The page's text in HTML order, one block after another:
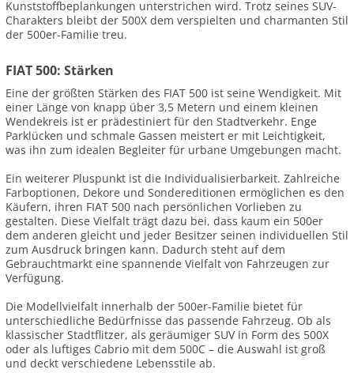
Kunststoffbeplankungen unterstrichen wird. Trotz seines SUV-
Charakters bleibt der 500X dem verspielten und charmanten Stil
der 500er-Familie treu.
FIAT 500: Stärken
Eine der größten Stärken des FIAT 500 ist seine Wendigkeit. Mit
einer Länge von knapp über 3,5 Metern und einem kleinen
Wendekreis ist er prädestiniert für den Stadtverkehr. Enge
Parklücken und schmale Gassen meistert er mit Leichtigkeit,
was ihn zum idealen Begleiter für urbane Umgebungen macht.
Ein weiterer Pluspunkt ist die Individualisierbarkeit. Zahlreiche
Farboptionen, Dekore und Sondereditionen ermöglichen es den
Käufern, ihren FIAT 500 nach persönlichen Vorlieben zu
gestalten. Diese Vielfalt trägt dazu bei, dass kaum ein 500er
dem anderen gleicht und jeder Besitzer seinen individuellen Stil
zum Ausdruck bringen kann. Dadurch steht auf dem
Gebrauchtmarkt eine spannende Vielfalt von Fahrzeugen zur
Verfügung.
Die Modellvielfalt innerhalb der 500er-Familie bietet für
unterschiedliche Bedürfnisse das passende Fahrzeug. Ob als
klassischer Stadtflitzer, als geräumiger SUV in Form des 500X
oder als luftiges Cabrio mit dem 500C – die Auswahl ist groß
und deckt verschiedene Lebensstile ab.